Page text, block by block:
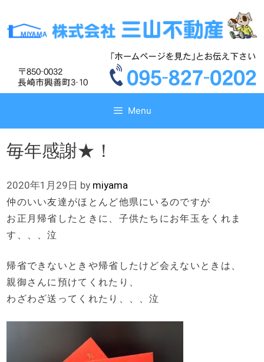
テ
ス
テ
ス
Menu
毎年感謝★！
2020年1月29日 by miyama
仲のいい友達がほとんど他県にいるのですが
お正月帰省したときに、子供たちにお年玉をくれま
す、、、泣
帰省できないときや帰省したけど会えないときは、
親御さんに預けてくれたり、
わざわざ送ってくれたり、、、泣